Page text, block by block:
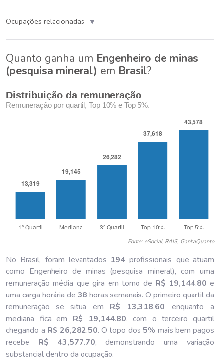
Ocupações relacionadas ▼
Quanto ganha um Engenheiro de minas
(pesquisa mineral) em Brasil?
Distribuição da remuneração
Remuneração por quartil, Top 10% e Top 5%.
Fonte: eSocial, RAIS, GanhaQuanto
No Brasil, foram levantados 194 profissionais que atuam
como Engenheiro de minas (pesquisa mineral), com uma
remuneração média que gira em torno de R$ 19,144.80 e
uma carga horária de 38 horas semanais. O primeiro quartil da
remuneração se situa em R$ 13,318.60, enquanto a
mediana fica em R$ 19,144.80, com o terceiro quartil
chegando a R$ 26,282.50. O topo dos 5% mais bem pagos
recebe R$ 43,577.70, demonstrando uma variação
substancial dentro da ocupação.